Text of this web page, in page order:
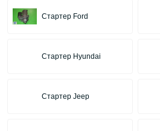
Стартер Ford
Стартер Hyundai
Стартер Jeep